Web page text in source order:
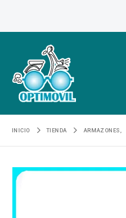
INICIO TIENDA ARMAZONES